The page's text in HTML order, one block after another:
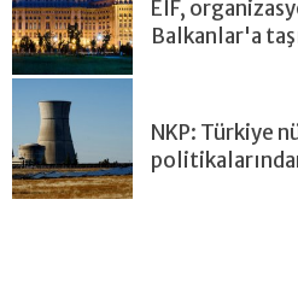
EIF,
Balkanlar'a
NKP: Türkiye